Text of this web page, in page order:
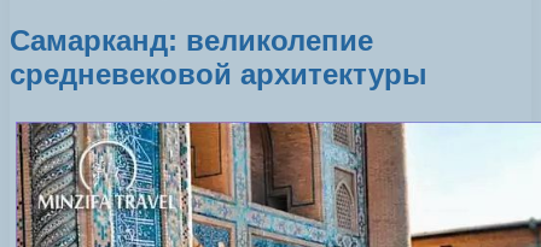
Самарканд: великолепие
средневековой архитектуры